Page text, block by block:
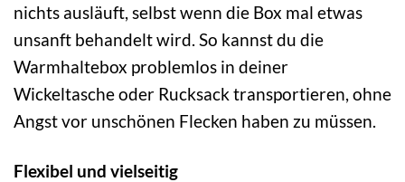
nichts ausläuft, selbst wenn die Box mal etwas
unsanft behandelt wird. So kannst du die
Warmhaltebox problemlos in deiner
Wickeltasche oder Rucksack transportieren, ohne
Angst vor unschönen Flecken haben zu müssen.
Flexibel und vielseitig